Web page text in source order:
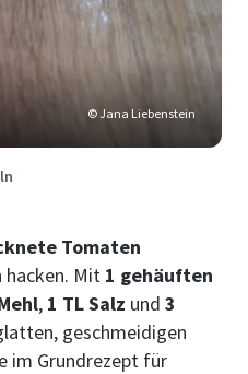
© Jana Liebenstein
Tomaten
hacken. Mit 1 gehäuften
, 1 TL Salz und 3
geschmeidigen
im Grundrezept für